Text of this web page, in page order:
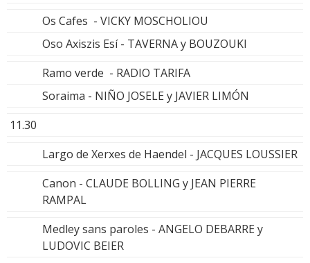
Os Cafes - VICKY MOSCHOLIOU
Oso Axiszis Esí - TAVERNA y BOUZOUKI
Ramo verde - RADIO TARIFA
Soraima - NIÑO JOSELE y JAVIER LIMÓN
11.30
Largo de Xerxes de Haendel - JACQUES LOUSSIER
Canon - CLAUDE BOLLING y JEAN PIERRE
RAMPAL
Medley sans paroles - ANGELO DEBARRE y
LUDOVIC BEIER